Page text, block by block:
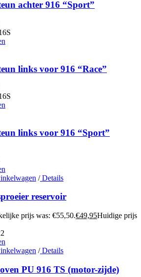
achter 916 “Sport”
links voor 916 “Race”
links voor 916 “Sport”
/Details
reservoir
prijs was: €55,50.€49,95Huidige prijs
/Details
PU 916 TS (motor-zijde)